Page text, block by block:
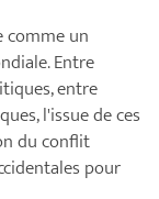
comme un
Entre
entre
l'issue de ces
du conflit
pour